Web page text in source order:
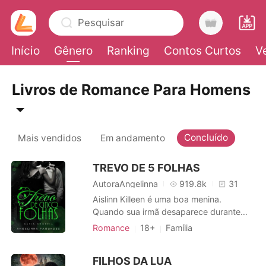
Pesquisar
Início Gênero Ranking Contos Curtos
0
Sair
Baixar App
Livros de Romance Para Homens
Mais vendidos Em andamento Concluído
TREVO DE 5 FOLHAS
AutoraAngelinna 919.8k
31
Aislinn Killeen é uma boa menina.
Quando sua irmã desaparece durante
uma viagem a Nova York, Aislinn deixa
padre na maior paróquia católica
Romance 18+
Família
CEO
Máfia
Paixão / Erótica
FILHOS DA LUA